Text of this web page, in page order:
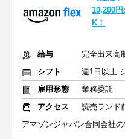
10,200
K！
給与
完全出来高
シフト
週1日以上
雇用形態
業務委託
アクセス
読売ランド
アマゾンジャパン合同会社